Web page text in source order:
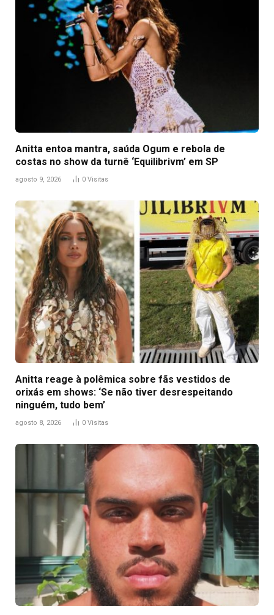
Anitta entoa mantra, saúda Ogum e rebola de
costas no show da turnê ‘Equilibrivm’ em SP
agosto 9, 2026 0 Visitas
Anitta reage à polêmica sobre fãs vestidos de
orixás em shows: ‘Se não tiver desrespeitando
ninguém, tudo bem’
agosto 8, 2026 0 Visitas